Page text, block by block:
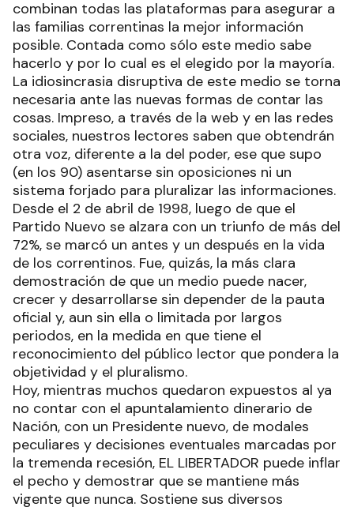
combinan todas las plataformas para asegurar a
las familias correntinas la mejor información
posible. Contada como sólo este medio sabe
hacerlo y por lo cual es el elegido por la mayoría.
La idiosincrasia disruptiva de este medio se torna
necesaria ante las nuevas formas de contar las
cosas. Impreso, a través de la web y en las redes
sociales, nuestros lectores saben que obtendrán
otra voz, diferente a la del poder, ese que supo
(en los 90) asentarse sin oposiciones ni un
sistema forjado para pluralizar las informaciones.
Desde el 2 de abril de 1998, luego de que el
Partido Nuevo se alzara con un triunfo de más del
72%, se marcó un antes y un después en la vida
de los correntinos. Fue, quizás, la más clara
demostración de que un medio puede nacer,
crecer y desarrollarse sin depender de la pauta
oficial y, aun sin ella o limitada por largos
periodos, en la medida en que tiene el
reconocimiento del público lector que pondera la
objetividad y el pluralismo.
Hoy, mientras muchos quedaron expuestos al ya
no contar con el apuntalamiento dinerario de
Nación, con un Presidente nuevo, de modales
peculiares y decisiones eventuales marcadas por
la tremenda recesión, EL LIBERTADOR puede inflar
el pecho y demostrar que se mantiene más
vigente que nunca. Sostiene sus diversos